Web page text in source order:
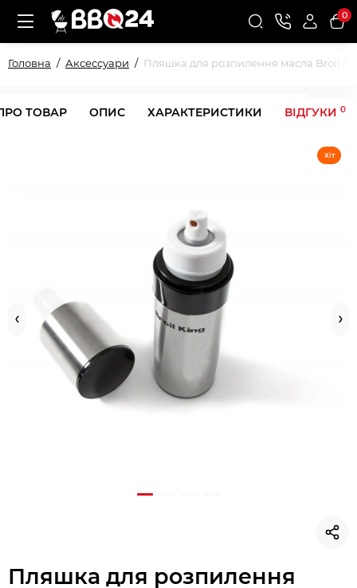
0
Головна Аксессуари Пляшка для розпилення масла Broil
ТОВАР ОПИС ХАРАКТЕРИСТИКИ ВІДГУКИ 0
Хіт
Пляшка для розпилення